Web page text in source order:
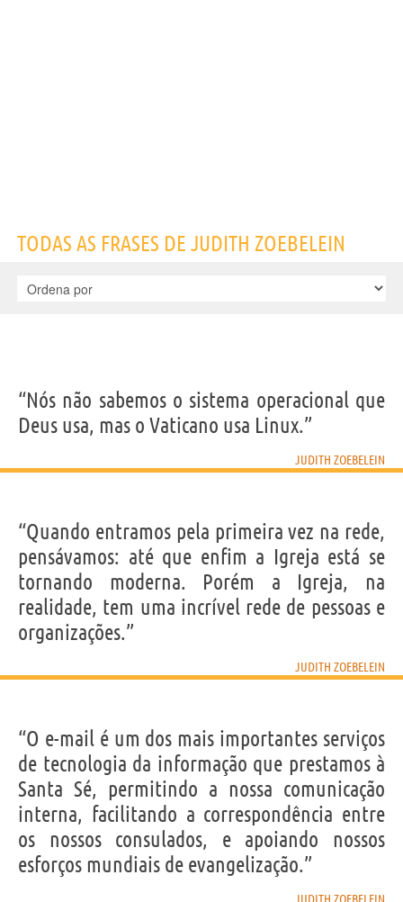
TODAS AS FRASES DE JUDITH ZOEBELEIN
“Nós não sabemos o sistema operacional que
Deus usa, mas o Vaticano usa Linux.”
JUDITH ZOEBELEIN
“Quando entramos pela primeira vez na rede,
pensávamos: até que enfim a Igreja está se
tornando moderna. Porém a Igreja, na
realidade, tem uma incrível rede de pessoas e
organizações.”
JUDITH ZOEBELEIN
“O e-mail é um dos mais importantes serviços
de tecnologia da informação que prestamos à
Santa Sé, permitindo a nossa comunicação
interna, facilitando a correspondência entre
os nossos consulados, e apoiando nossos
esforços mundiais de evangelização.”